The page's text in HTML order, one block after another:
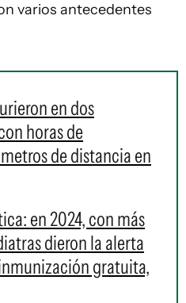
varios antecedentes
en dos
horas de
de distancia en
en 2024, con más
dieron la alerta
gratuita,